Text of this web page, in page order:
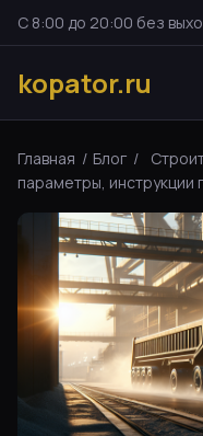
С 8:00 до 20:00 без
kopator.ru
Главная / Блог /
параметры, инструкции